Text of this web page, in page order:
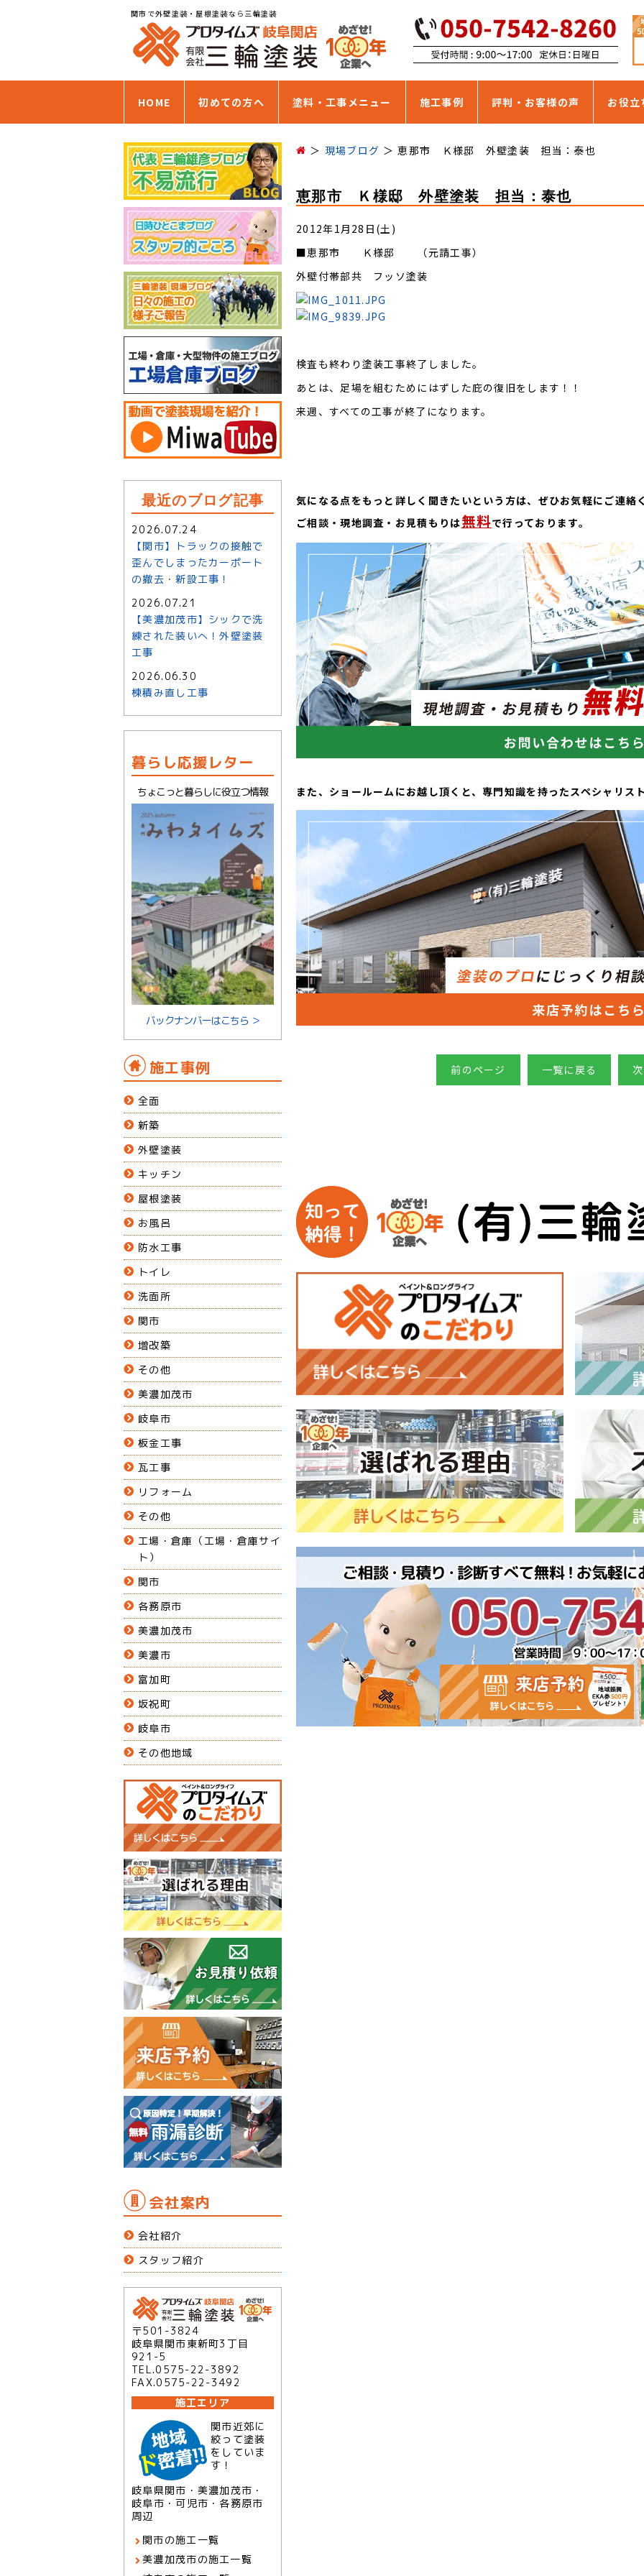
関市で外壁塗装・屋根塗装なら三輪塗装
HOME 初めての方へ 塗料・工事メニュー 施工事例 評判・お客様の声 お役立
現場ブログ 恵那市 Ｋ様邸 外壁塗装 担当：泰也
恵那市 Ｋ様邸 外壁塗装 担当：泰也
2012年1月28日(土)
■恵那市 Ｋ様邸 （元請工事）
外壁付帯部共 フッソ塗装
検査も終わり塗装工事終了しました。
あとは、足場を組むためにはずした庇の復旧をします！！
来週、すべての工事が終了になります。
気になる点をもっと詳しく聞きたいという方は、ぜひお気軽にご連絡
ご相談・現地調査・お見積もりは無料で行っております。
また、ショールームにお越し頂くと、専門知識を持ったスペシャリス
前のページ 一覧に戻る
最近のブログ記事
2026.07.24
【関市】トラックの接触で
歪んでしまったカーポート
の撤去・新設工事！
2026.07.21
【美濃加茂市】シックで洗
練された装いへ！外壁塗装
工事
2026.06.30
棟積み直し工事
暮らし応援レター
ちょこっと暮らしに役立つ情報
バックナンバーはこちら ＞
施工事例
全面
新築
外壁塗装
キッチン
屋根塗装
お風呂
防水工事
トイレ
洗面所
関市
増改築
その他
美濃加茂市
岐阜市
板金工事
瓦工事
リフォーム
その他
工場・倉庫（工場・倉庫サイ
ト）
関市
各務原市
美濃加茂市
美濃市
富加町
坂祝町
岐阜市
その他地域
会社案内
会社紹介
スタッフ紹介
〒501-3824
岐阜県関市東新町3丁目
921-5
TEL.0575-22-3892
FAX.0575-22-3492
施工エリア
関市近郊に
絞って塗装
をしていま
す！
岐阜県関市・美濃加茂市・
岐阜市・可児市・各務原市
周辺
関市の施工一覧
美濃加茂市の施工一覧